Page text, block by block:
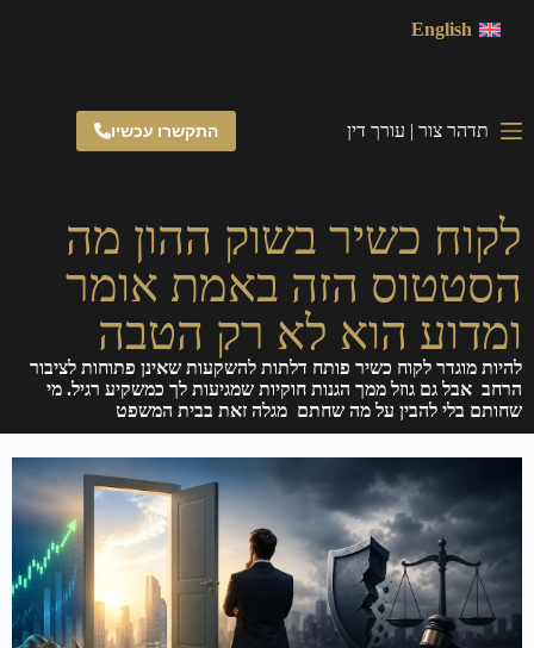
English
תדהר צור | עורך דין התקשרו עכשיו
לקוח כשיר בשוק ההון מה
הסטטוס הזה באמת אומר
ומדוע הוא לא רק הטבה
להיות מוגדר לקוח כשיר פותח דלתות להשקעות שאינן פתוחות לציבור
הרחב אבל גם גוזל ממך הגנות חוקיות שמגיעות לך כמשקיע רגיל. מי
שחותם בלי להבין על מה שחתם מגלה זאת בבית המשפט